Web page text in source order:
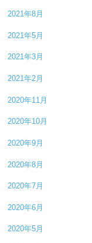
2021年8月
2021年5月
2021年3月
2021年2月
2020年11月
2020年10月
2020年9月
2020年8月
2020年7月
2020年6月
2020年5月